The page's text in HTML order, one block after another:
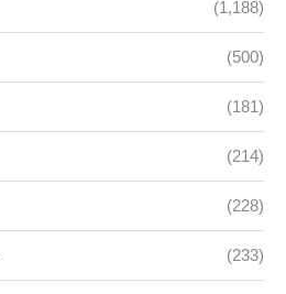
(1,188)
(500)
(181)
(214)
(228)
(233)